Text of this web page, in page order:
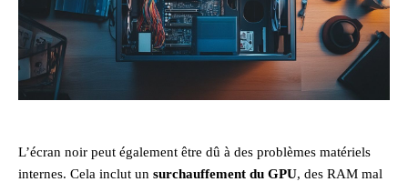
L’écran noir peut également être dû à des problèmes matériels
internes. Cela inclut un surchauffement du GPU, des RAM mal